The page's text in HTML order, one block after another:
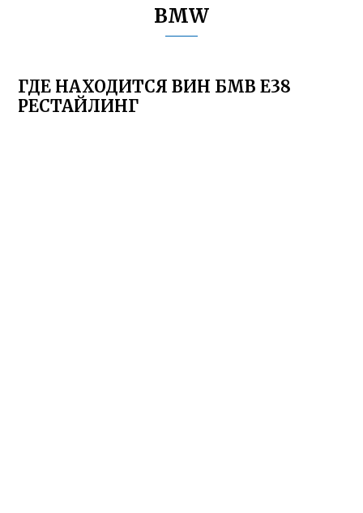
BMW
ГДЕ НАХОДИТСЯ ВИН БМВ Е38
РЕСТАЙЛИНГ